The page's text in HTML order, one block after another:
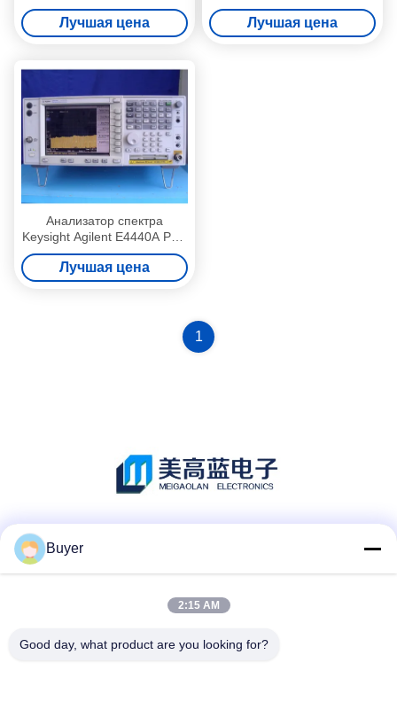
Гц до 44 ГГц
Лучшая цена
Гц до 44 ГГц
Лучшая цена
Анализатор спектра
Keysight Agilent E4440A PSA
RF от 3 Гц до 26,5 ГГц,
бывший в употреблении,
для установки в стойку
Лучшая цена
1
Buyer
2:15 AM
Good day, what product are you looking for?